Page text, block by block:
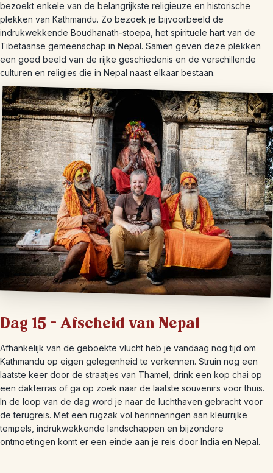
bezoekt enkele van de belangrijkste religieuze en historische
plekken van Kathmandu. Zo bezoek je bijvoorbeeld de
indrukwekkende Boudhanath-stoepa, het spirituele hart van de
Tibetaanse gemeenschap in Nepal. Samen geven deze plekken
een goed beeld van de rijke geschiedenis en de verschillende
culturen en religies die in Nepal naast elkaar bestaan.
Dag 15 – Afscheid van Nepal
Afhankelijk van de geboekte vlucht heb je vandaag nog tijd om
Kathmandu op eigen gelegenheid te verkennen. Struin nog een
laatste keer door de straatjes van Thamel, drink een kop chai op
een dakterras of ga op zoek naar de laatste souvenirs voor thuis.
In de loop van de dag word je naar de luchthaven gebracht voor
de terugreis. Met een rugzak vol herinneringen aan kleurrijke
tempels, indrukwekkende landschappen en bijzondere
ontmoetingen komt er een einde aan je reis door India en Nepal.